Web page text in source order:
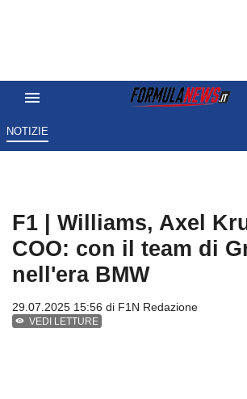
NOTIZIE
F1 | Williams, Axel
COO: con il team di
nell'era BMW
29.07.2025 15:56 di F1N Redazione
VEDI LETTURE